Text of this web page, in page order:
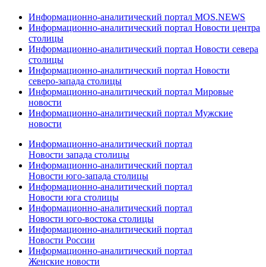
Информационно-аналитический портал MOS.NEWS
Информационно-аналитический портал Новости центра
столицы
Информационно-аналитический портал Новости севера
столицы
Информационно-аналитический портал Новости
северо-запада столицы
Информационно-аналитический портал Мировые
новости
Информационно-аналитический портал Мужские
новости
Информационно-аналитический портал
Новости запада столицы
Информационно-аналитический портал
Новости юго-запада столицы
Информационно-аналитический портал
Новости юга столицы
Информационно-аналитический портал
Новости юго-востока столицы
Информационно-аналитический портал
Новости России
Информационно-аналитический портал
Женские новости